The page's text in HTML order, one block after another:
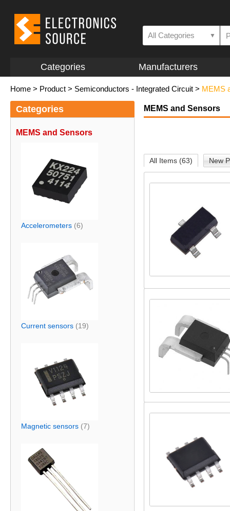
All Categories ▼
Categories Manufacturers
Home > Product > Semiconductors - Integrated Circuit > MEMS
Categories
MEMS and Sensors
Accelerometers (6)
Current sensors (19)
Magnetic sensors (7)
MEMS and Sensors
All Items (63) New